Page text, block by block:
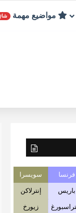
مواضيع مهمة
فرنسا سويسرا
باريس إنترلاكن
زيورخ